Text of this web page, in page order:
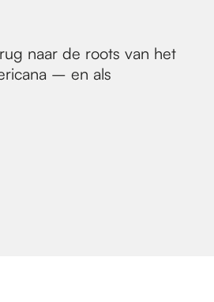
naar de roots van het
– en als